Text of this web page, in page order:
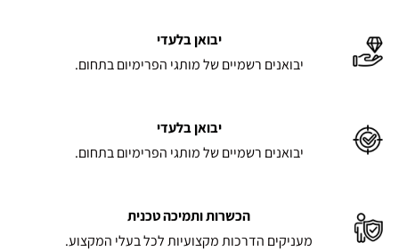
יבואן בלעדי
יבואנים רשמיים של מותגי הפרימיום בתחום.
יבואן בלעדי
יבואנים רשמיים של מותגי הפרימיום בתחום.
הכשרות ותמיכה טכנית
מעניקים הדרכות מקצועיות לכל בעלי המקצוע.